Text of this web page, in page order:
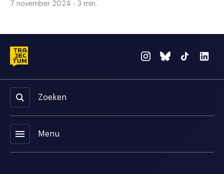
7 november 2024 - 3 min.
Zoeken
menu Menu